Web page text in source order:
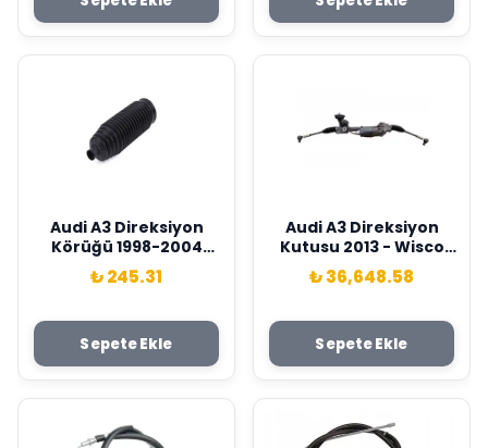
Audi A3 Direksiyon
Körüğü 1998-2004
Wisco Marka
1J0422831B
₺ 245.31
Sepete Ekle
Audi A3 Direksiyon
Kutusu 2013 - Wisco
Marka 5Q1423062C
₺ 36,648.58
Sepete Ekle